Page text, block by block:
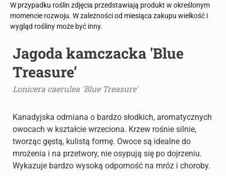
W przypadku roślin zdjęcia przedstawiają produkt w określonym
momencie rozwoju. W zależności od miesiąca zakupu wielkość i
wygląd rośliny może być inny.
Jagoda kamczacka 'Blue
Treasure’
Lonicera caerulea 'Blue Treasure'
Kanadyjska odmiana o bardzo słodkich, aromatycznych
owocach w kształcie wrzeciona. Krzew rośnie silnie,
tworząc gęstą, kulistą formę. Owoce są idealne do
mrożenia i na przetwory, nie osypują się po dojrzeniu.
Wykazuje bardzo wysoką odporność na mróz i choroby.